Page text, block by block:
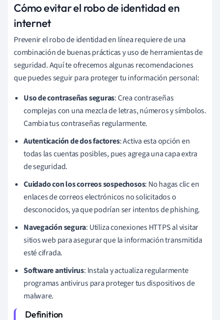
Cómo evitar el robo de identidad en
internet
Prevenir el robo de identidad en línea requiere de una
combinación de buenas prácticas y uso de herramientas de
seguridad. Aquí te ofrecemos algunas recomendaciones
que puedes seguir para proteger tu información personal:
Uso de contraseñas seguras: Crea contraseñas
complejas con una mezcla de letras, números y símbolos.
Cambia tus contraseñas regularmente.
Autenticación de dos factores: Activa esta opción en
todas las cuentas posibles, pues agrega una capa extra
de seguridad.
Cuidado con los correos sospechosos: No hagas clic en
enlaces de correos electrónicos no solicitados o
desconocidos, ya que podrían ser intentos de phishing.
Navegación segura: Utiliza conexiones HTTPS al visitar
sitios web para asegurar que la información transmitida
esté cifrada.
Software antivirus: Instala y actualiza regularmente
programas antivirus para proteger tus dispositivos de
malware.